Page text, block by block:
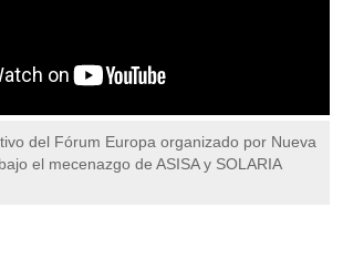
del Fórum Europa organizado por Nueva
el mecenazgo de ASISA y SOLARIA